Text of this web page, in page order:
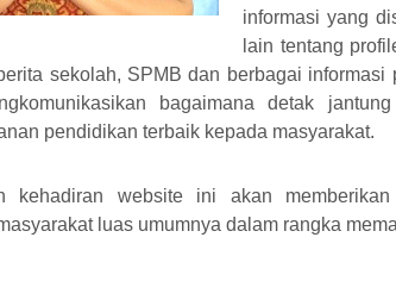
informasi yang
lain tentang
sekolah, SPMB dan berbagai
bagaimana detak
pendidikan terbaik kepada masyarakat.
kehadiran website ini akan
luas umumnya dalam rangka